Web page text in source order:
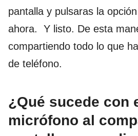
pantalla y pulsaras la
ahora. Y listo. De esta
compartiendo todo lo que
de teléfono.
¿Qué sucede con
micrófono al